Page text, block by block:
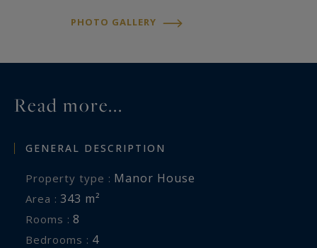
PHOTO GALLERY
Read more...
GENERAL DESCRIPTION
Property type : Manor House
Area : 343 m²
Rooms : 8
Bedrooms : 4